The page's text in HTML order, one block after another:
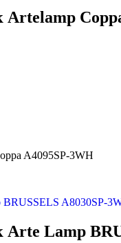
Artelamp
A4095SP-3WH
Arte Lamp